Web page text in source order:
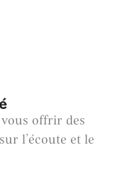
offrir des
l’écoute et le